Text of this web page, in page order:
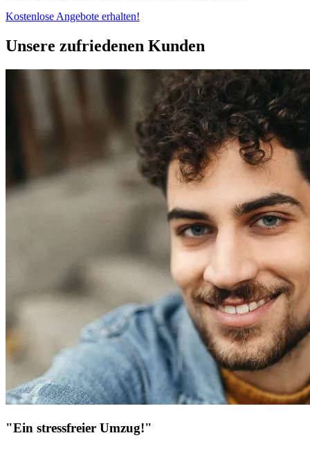
Kostenlose Angebote erhalten!
Unsere zufriedenen Kunden
"Ein stressfreier Umzug!"